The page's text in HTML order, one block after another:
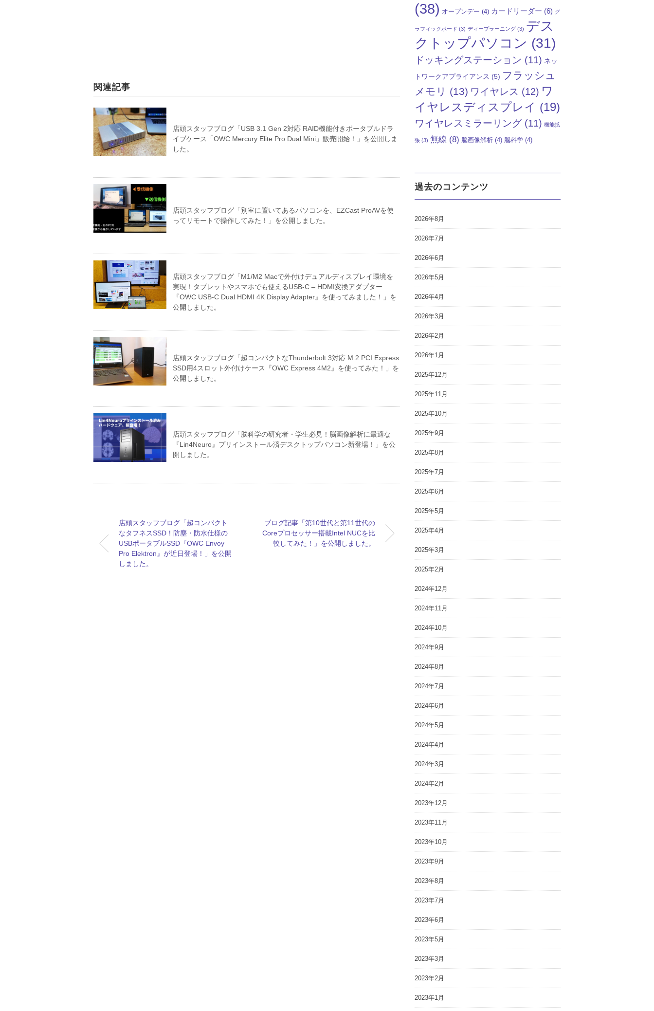
関連記事
店頭スタッフブログ「USB 3.1 Gen 2対応 RAID機能付きポータブルドラ
イブケース「OWC Mercury Elite Pro Dual Mini」販売開始！」を公開しま
した。
店頭スタッフブログ「別室に置いてあるパソコンを、EZCast ProAVを使
ってリモートで操作してみた！」を公開しました。
店頭スタッフブログ「M1/M2 Macで外付けデュアルディスプレイ環境を
実現！タブレットやスマホでも使えるUSB-C – HDMI変換アダプター
『OWC USB-C Dual HDMI 4K Display Adapter』を使ってみました！」を
公開しました。
店頭スタッフブログ「超コンパクトなThunderbolt 3対応 M.2 PCI Express
SSD用4スロット外付けケース『OWC Express 4M2』を使ってみた！」を
公開しました。
店頭スタッフブログ「脳科学の研究者・学生必見！脳画像解析に最適な
『Lin4Neuro』プリインストール済デスクトップパソコン新登場！」を公
開しました。
店頭スタッフブログ「超コンパクト
なタフネスSSD！防塵・防水仕様の
USBポータブルSSD『OWC Envoy
Pro Elektron』が近日登場！」を公開
しました。
ブログ記事「第10世代と第11世代の
Coreプロセッサー搭載Intel NUCを比
較してみた！」を公開しました。
(38) オープンデー (4) カードリーダー (6) グ
ラフィックボード (3) ディープラーニング (3) デス
クトップパソコン (31)
ドッキングステーション (11) ネッ
トワークアプライアンス (5) フラッシュ
メモリ (13) ワイヤレス (12) ワ
イヤレスディスプレイ (19)
ワイヤレスミラーリング(11) 機能拡
張 (3) 無線 (8) 脳画像解析 (4) 脳科学 (4)
過去のコンテンツ
2026年8月
2026年7月
2026年6月
2026年5月
2026年4月
2026年3月
2026年2月
2026年1月
2025年12月
2025年11月
2025年10月
2025年9月
2025年8月
2025年7月
2025年6月
2025年5月
2025年4月
2025年3月
2025年2月
2024年12月
2024年11月
2024年10月
2024年9月
2024年8月
2024年7月
2024年6月
2024年5月
2024年4月
2024年3月
2024年2月
2023年12月
2023年11月
2023年10月
2023年9月
2023年8月
2023年7月
2023年6月
2023年5月
2023年3月
2023年2月
2023年1月